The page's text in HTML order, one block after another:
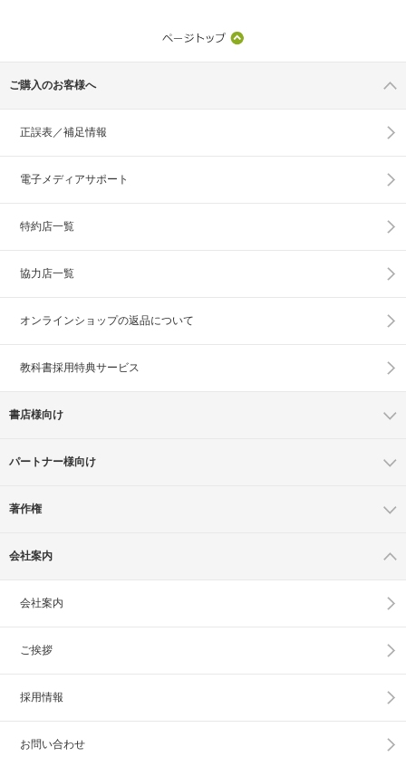
ご購入のお客様へ
正誤表／補足情報
電子メディアサポート
特約店一覧
協力店一覧
オンラインショップの返品について
教科書採用特典サービス
書店様向け
パートナー様向け
著作権
会社案内
会社案内
ご挨拶
採用情報
お問い合わせ